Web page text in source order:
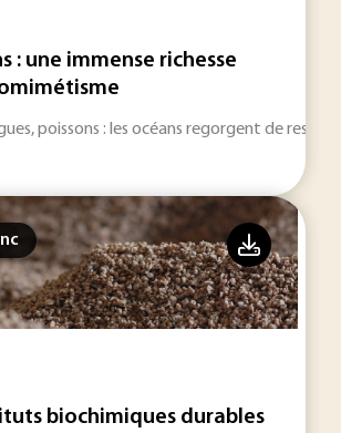
: une immense richesse
poissons : les océans regorgent de
biochimiques durables